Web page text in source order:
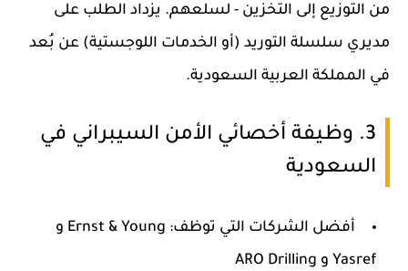
من التوزيع إلى التخزين - لسلعهم. يزداد الطلب على
مديري سلسلة التوريد (أو الخدمات اللوجستية) عن بُعد
في المملكة العربية السعودية.
3. وظيفة أخصائي الأمن السيبراني في
السعودية
أفضل الشركات التي توظف: Ernst & Young و
Yasref و ARO Drilling